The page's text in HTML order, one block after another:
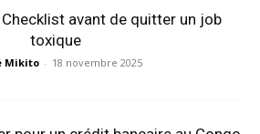
avant de quitter un job
toxique
Mikito - 18 novembre 2025